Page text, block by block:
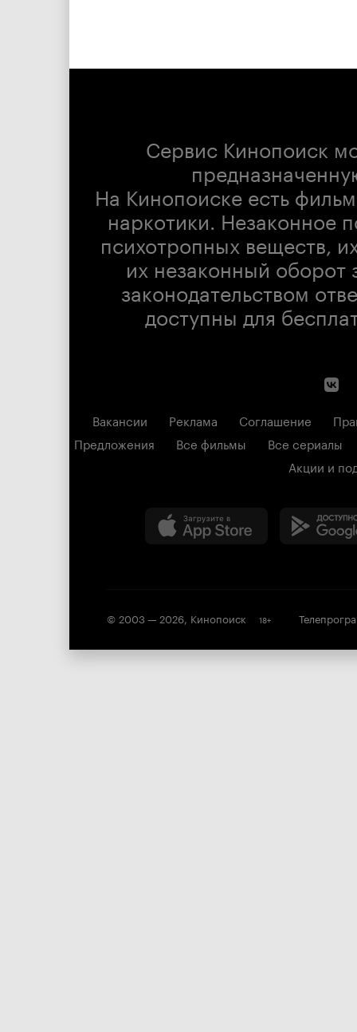
Сервис Кинопоиск
На Кинопоиске есть
наркотики. Незаконное
психотропных веществ,
их незаконный оборот
законодательством
доступны для
Вакансии Реклама Соглашение
Предложения
Все фильмы
Все сериалы
Акции и
© 2003 — 2026, Кинопоиск 18+